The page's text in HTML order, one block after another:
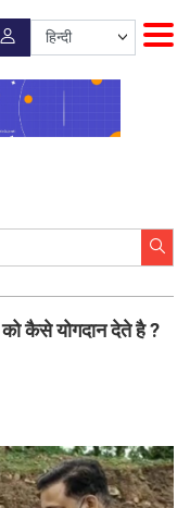
कैसे योगदान देते है ?